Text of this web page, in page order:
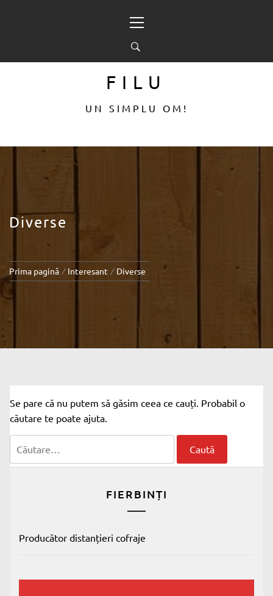
principal
FILU
UN SIMPLU OM!
Diverse
Prima pagină Interesant Diverse
Se pare că nu putem să găsim ceea ce cauți. Probabil o
căutare te poate ajuta.
după:
FIERBINȚI
Producător distanțieri cofraje